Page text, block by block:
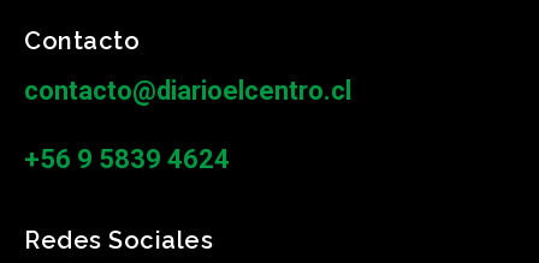
Contacto
contacto@diarioelcentro.cl
+56 9 5839 4624
Redes Sociales